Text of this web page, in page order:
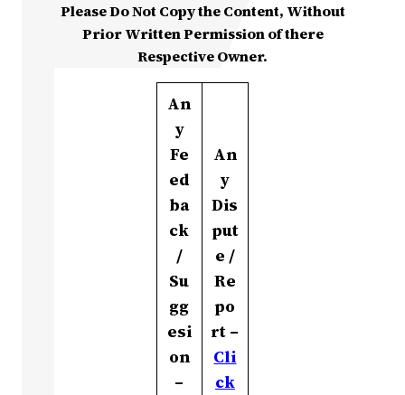
Please Do Not Copy the Content, Without
Prior Written Permission of there
Respective Owner.
An
y
Fe
ed
ba
ck
/
Su
gg
esi
on
–
An
y
Dis
put
e /
Re
po
rt –
Cli
ck